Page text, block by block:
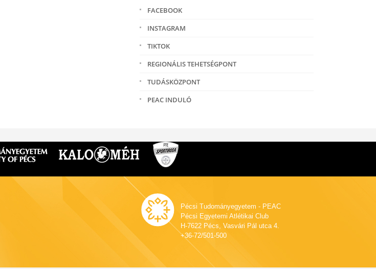
FACEBOOK
INSTAGRAM
TIKTOK
REGIONÁLIS TEHETSÉGPONT
TUDÁSKÖZPONT
PEAC INDULÓ
Pécsi Tudományegyetem - PEAC
Pécsi Egyetemi Atlétikai Club
H-7622 Pécs, Vasvári Pál utca 4.
+36-72/501-500